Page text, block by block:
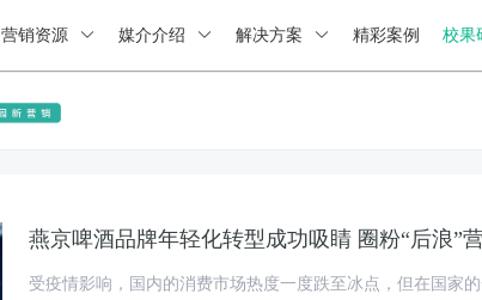
营销资源 媒介介绍 解决方案 精彩案例 校果
燕京啤酒品牌年轻化转型成功吸睛 圈粉“后浪”
受疫情影响，国内的消费市场热度一度跌至冰点，但在国家